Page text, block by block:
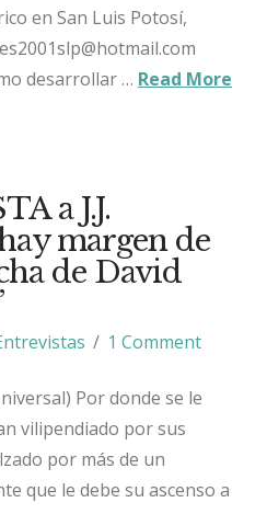
en San Luis Potosí,
desarrollar … Read More
a J.J.
margen de
de David
1 Comment
Por donde se le
vilipendiado por sus
por más de un
que le debe su ascenso a